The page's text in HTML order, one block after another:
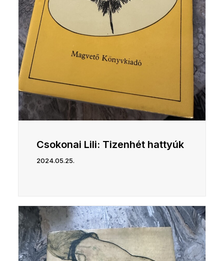
Csokonai Lili: Tizenhét hattyúk
2024.05.25.